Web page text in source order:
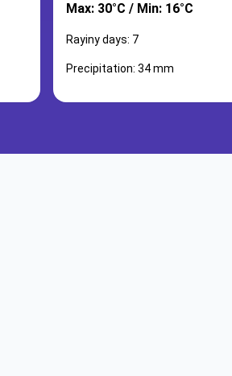
Max: 30°C / Min: 16°C
Rayiny days: 7
Precipitation: 34 mm